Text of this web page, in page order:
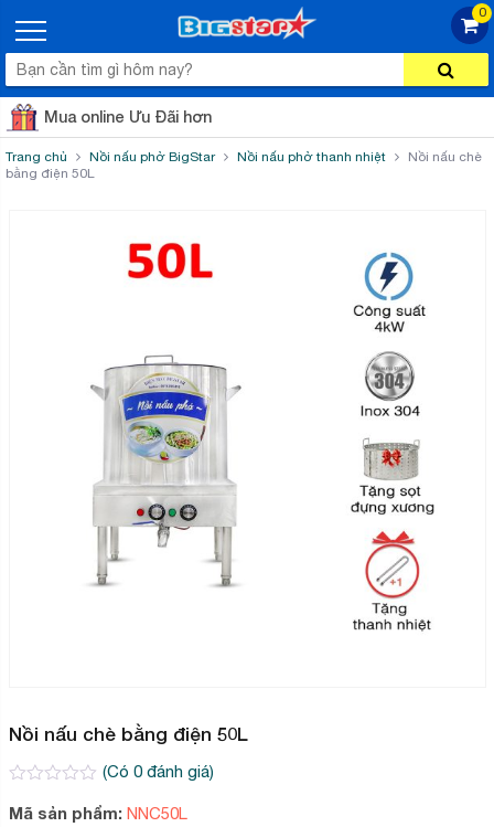
0
Mua online Ưu Đãi hơn
Trang chủ Nồi nấu phở BigStar Nồi nấu phở thanh nhiệt
Nồi nấu chè
bằng điện 50L
Nồi nấu chè bằng điện 50L
trên
(Có 0đánh giá)
Mã sản phẩm: NNC50L